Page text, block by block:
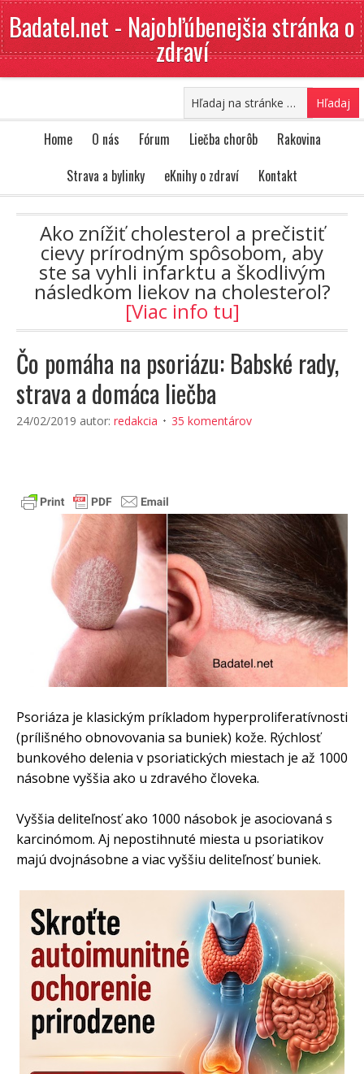
Badatel.net - Najobľúbenejšia stránka o
zdraví
Home O nás Fórum Liečba chorôb
Rakovina
Strava a bylinky
eKnihy o zdraví Kontakt
Ako znížiť cholesterol a prečistiť
cievy prírodným spôsobom, aby
ste sa vyhli infarktu a škodlivým
následkom liekov na cholesterol?
[Viac info tu]
Čo pomáha na psoriázu: Babské rady,
strava a domáca liečba
24/02/2019 autor: redakcia 35 komentárov
Psoriáza je klasickým príkladom hyperproliferatívnosti
(prílišného obnovovania sa buniek) kože. Rýchlosť
bunkového delenia v psoriatických miestach je až 1000
násobne vyššia ako u zdravého človeka.
Vyššia deliteľnosť ako 1000 násobok je asociovaná s
karcinómom. Aj nepostihnuté miesta u psoriatikov
majú dvojnásobne a viac vyššiu deliteľnosť buniek.